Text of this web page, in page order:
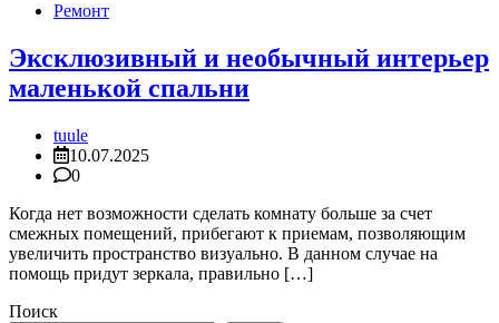
Ремонт
Эксклюзивный и необычный интерьер
маленькой спальни
tuule
10.07.2025
0
Когда нет возможности сделать комнату больше за счет
смежных помещений, прибегают к приемам, позволяющим
увеличить пространство визуально. В данном случае на
помощь придут зеркала, правильно […]
Поиск